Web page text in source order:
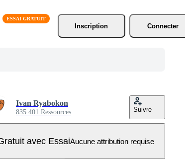
Inscription
Connecter
Ivan Ryabokon
835 401 Ressources Suivre
avec EssaiAucune attribution requise